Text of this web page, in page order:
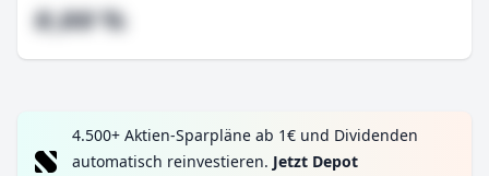
#,## %
4.500+ Aktien-Sparpläne ab 1€ und Dividenden
automatisch reinvestieren. Jetzt Depot